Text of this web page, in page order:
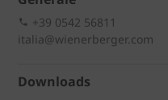
+39 0542 56811
italia@wienerberger.com
Downloads